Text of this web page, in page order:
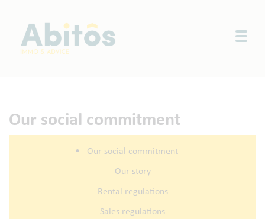
Our social commitment
Our social commitment
•
Our story
Rental regulations
Sales regulations